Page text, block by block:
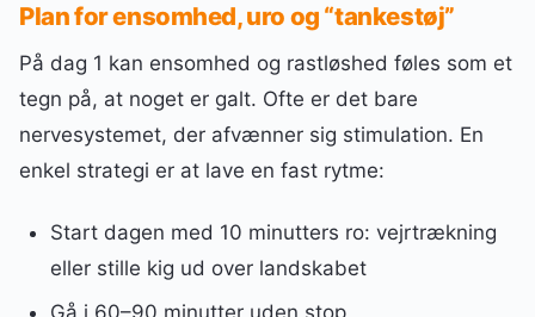
Plan for ensomhed, uro og “tankestøj”
På dag 1 kan ensomhed og rastløshed føles som et
tegn på, at noget er galt. Ofte er det bare
nervesystemet, der afvænner sig stimulation. En
enkel strategi er at lave en fast rytme:
Start dagen med 10 minutters ro: vejrtrækning
eller stille kig ud over landskabet
Gå i 60–90 minutter uden stop